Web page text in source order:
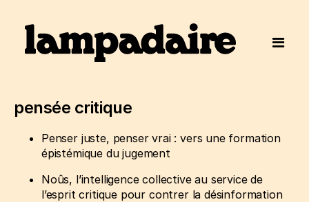
pensée critique
Penser juste, penser vrai : vers une formation
épistémique du jugement
Noûs, l’intelligence collective au service de
l’esprit critique pour contrer la désinformation